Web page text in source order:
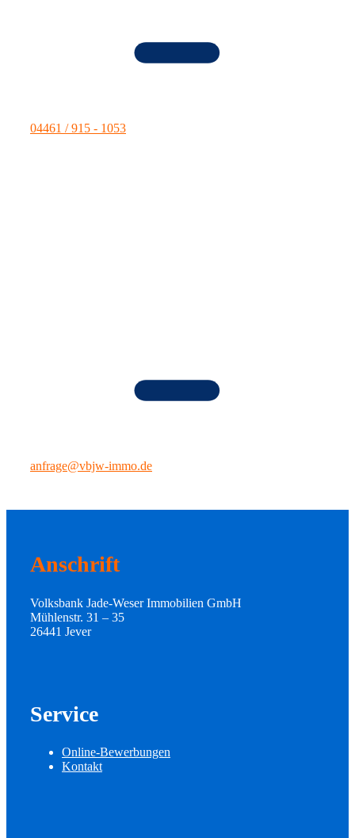
04461 / 915 - 1053
anfrage@vbjw-immo.de
Anschrift
Volksbank Jade-Weser Immobilien GmbH
Mühlenstr. 31 – 35
26441 Jever
Service
Online-Bewerbungen
Kontakt